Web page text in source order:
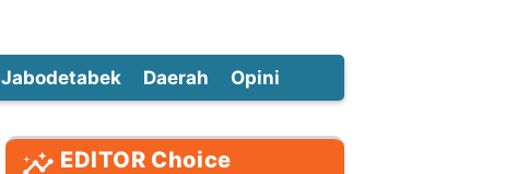
Jabodetabek Daerah Opini
EDITOR Choice